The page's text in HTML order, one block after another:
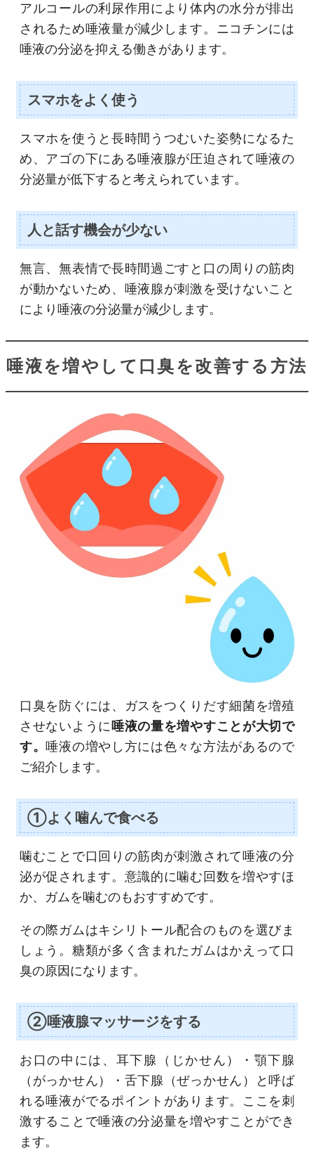
アルコールの利尿作用により体内の水分が排出
されるため唾液量が減少します。ニコチンには
唾液の分泌を抑える働きがあります。
スマホをよく使う
スマホを使うと長時間うつむいた姿勢になるた
め、アゴの下にある唾液腺が圧迫されて唾液の
分泌量が低下すると考えられています。
人と話す機会が少ない
無言、無表情で長時間過ごすと口の周りの筋肉
が動かないため、唾液腺が刺激を受けないこと
により唾液の分泌量が減少します。
唾液を増やして口臭を改善する方法
口臭を防ぐには、ガスをつくりだす細菌を増殖
させないように唾液の量を増やすことが大切で
す。唾液の増やし方には色々な方法があるので
ご紹介します。
①よく噛んで食べる
噛むことで口回りの筋肉が刺激されて唾液の分
泌が促されます。意識的に噛む回数を増やすほ
か、ガムを噛むのもおすすめです。
その際ガムはキシリトール配合のものを選びま
しょう。糖類が多く含まれたガムはかえって口
臭の原因になります。
②唾液腺マッサージをする
お口の中には、耳下腺（じかせん）・顎下腺
（がっかせん）・舌下腺（ぜっかせん）と呼ば
れる唾液がでるポイントがあります。ここを刺
激することで唾液の分泌量を増やすことができ
ます。